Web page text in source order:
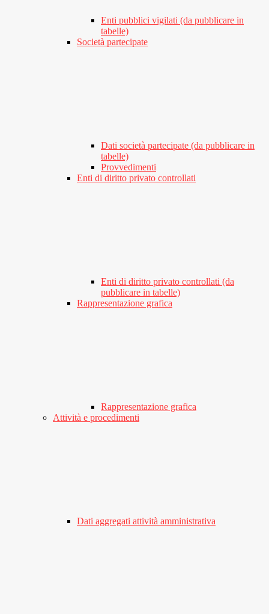
Enti pubblici vigilati (da pubblicare in
tabelle)
Società partecipate
Dati società partecipate (da pubblicare in
tabelle)
Provvedimenti
Enti di diritto privato controllati
Enti di diritto privato controllati (da
pubblicare in tabelle)
Rappresentazione grafica
Rappresentazione grafica
Attività e procedimenti
Dati aggregati attività amministrativa